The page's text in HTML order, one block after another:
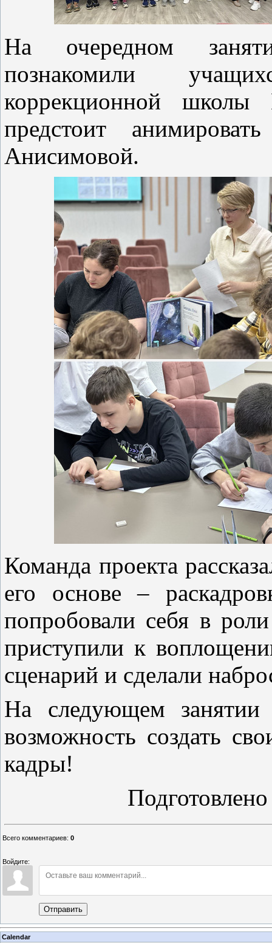
На очередном
познакомили
коррекционной
предстоит
Анисимовой.
Команда проекта
его основе –
попробовали себя в
приступили к
сценарий и сделали
На следующем
возможность создать
кадры!
Всего комментариев: 0
Войдите:
Отправить
Calendar